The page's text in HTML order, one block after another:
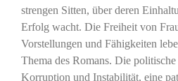
strengen Sitten, über deren
Erfolg wacht. Die Freiheit von
Vorstellungen und Fähigkeiten
Thema des Romans. Die
Korruption und Instabilität, eine